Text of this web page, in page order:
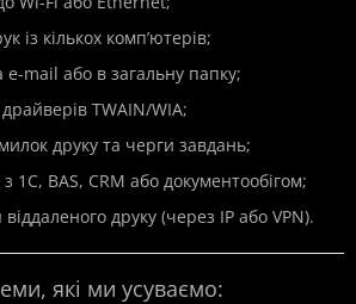
із кількох комп’ютерів;
mail або в загальну папку;
TWAIN/WIA;
друку та черги завдань;
1С, BAS, CRM або документообігом;
друку (через IP або VPN).
які ми усуваємо: